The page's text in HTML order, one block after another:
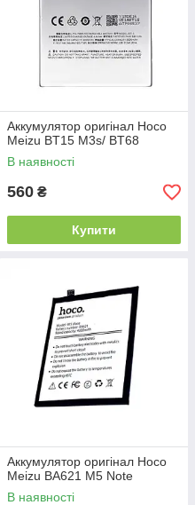
Аккумулятор оригінал Hoco
Meizu BT15 M3s/ BT68
В наявності
560 ₴
Купити
Аккумулятор оригінал Hoco
Meizu BA621 M5 Note
В наявності